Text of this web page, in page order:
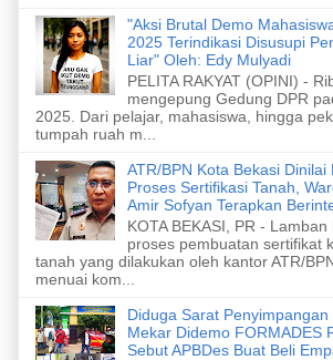
"Aksi Brutal Demo
2025 Terindikasi Disusupi
Liar" Oleh: Edy Mulyadi
PELITA RAKYAT (OPINI) -
mengepung Gedung DPR
2025. Dari pelajar, mahasiswa, hingga
tumpah ruah m...
ATR/BPN Kota Bekasi Dinilai
Proses Sertifikasi Tanah,
Amir Sofyan Terapkan
KOTA BEKASI, PR -
proses pembuatan sertifikat
tanah yang dilakukan oleh kantor ATR/
menuai kom...
Diduga Sarat Penyimpangan
Mekar Didemo FORMADES
Sebut APBDes Buat Beli